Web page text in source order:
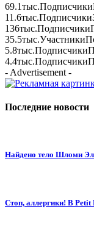
69.1тыс.Подписчики
11.6тыс.Подписчики
136тыс.Подписчики
35.5тыс.Участники
5.8тыс.Подписчики
4.4тыс.Подписчики
- Advertisement -
Последние новости
Найдено тело Шломи
Стоп, аллергики! В